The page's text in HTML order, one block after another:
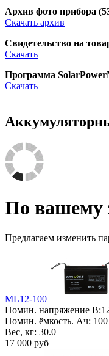
Архив фото прибора
Скачать архив
Свидетельство на
Скачать
Программа
Скачать
По вашему
Предлагаем изменить
ML12-100
Номин. напряжение В:
Номин. ёмкость. Ач: 100
Вес, кг: 30.0
17 000 руб